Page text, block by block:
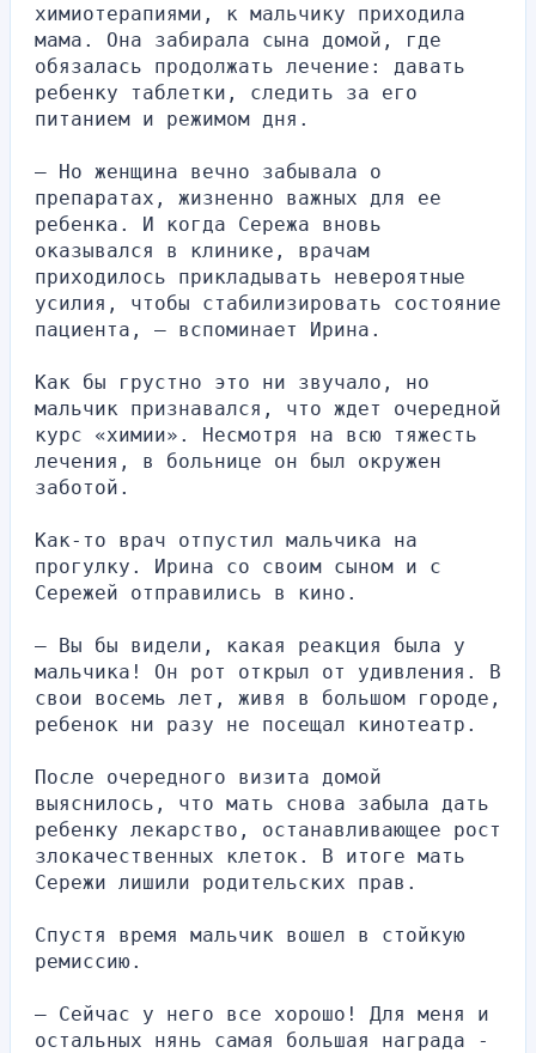
химиотерапиями, к мальчику приходила
мама. Она забирала сына домой, где
обязалась продолжать лечение: давать
ребенку таблетки, следить за его
питанием и режимом дня.
— Но женщина вечно забывала о
препаратах, жизненно важных для ее
ребенка. И когда Сережа вновь
оказывался в клинике, врачам
приходилось прикладывать невероятные
усилия, чтобы стабилизировать состояние
пациента, — вспоминает Ирина.
Как бы грустно это ни звучало, но
мальчик признавался, что ждет очередной
курс «химии». Несмотря на всю тяжесть
лечения, в больнице он был окружен
заботой.
Как-то врач отпустил мальчика на
прогулку. Ирина со своим сыном и с
Сережей отправились в кино.
— Вы бы видели, какая реакция была у
мальчика! Он рот открыл от удивления. В
свои восемь лет, живя в большом городе,
ребенок ни разу не посещал кинотеатр.
После очередного визита домой
выяснилось, что мать снова забыла дать
ребенку лекарство, останавливающее рост
злокачественных клеток. В итоге мать
Сережи лишили родительских прав.
Спустя время мальчик вошел в стойкую
ремиссию.
— Сейчас у него все хорошо! Для меня и
остальных нянь самая большая награда -